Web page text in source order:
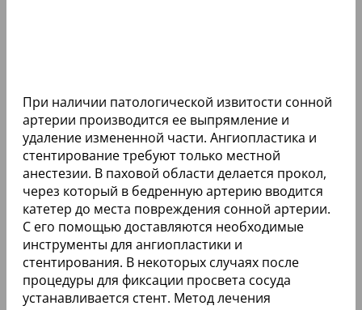
При наличии патологической извитости сонной
артерии производится ее выпрямление и
удаление измененной части. Ангиопластика и
стентирование требуют только местной
анестезии. В паховой области делается прокол,
через который в бедренную артерию вводится
катетер до места повреждения сонной артерии.
С его помощью доставляются необходимые
инструменты для ангиопластики и
стентирования. В некоторых случаях после
процедуры для фиксации просвета сосуда
устанавливается стент. Метод лечения